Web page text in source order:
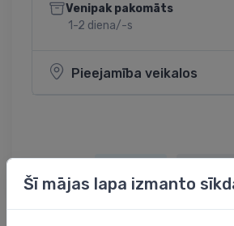
Venipak pakomāts
1-2 diena/-s
Pieejamība veikalos
Dalīties:
Šī mājas lapa izmanto